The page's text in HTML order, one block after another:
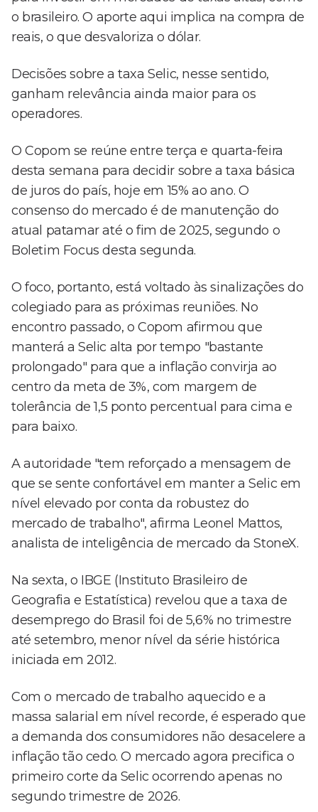
o brasileiro. O aporte aqui implica na compra de
reais, o que desvaloriza o dólar.
Decisões sobre a taxa Selic, nesse sentido,
ganham relevância ainda maior para os
operadores.
O Copom se reúne entre terça e quarta-feira
desta semana para decidir sobre a taxa básica
de juros do país, hoje em 15% ao ano. O
consenso do mercado é de manutenção do
atual patamar até o fim de 2025, segundo o
Boletim Focus desta segunda.
O foco, portanto, está voltado às sinalizações do
colegiado para as próximas reuniões. No
encontro passado, o Copom afirmou que
manterá a Selic alta por tempo "bastante
prolongado" para que a inflação convirja ao
centro da meta de 3%, com margem de
tolerância de 1,5 ponto percentual para cima e
para baixo.
A autoridade "tem reforçado a mensagem de
que se sente confortável em manter a Selic em
nível elevado por conta da robustez do
mercado de trabalho", afirma Leonel Mattos,
analista de inteligência de mercado da StoneX.
Na sexta, o IBGE (Instituto Brasileiro de
Geografia e Estatística) revelou que a taxa de
desemprego do Brasil foi de 5,6% no trimestre
até setembro, menor nível da série histórica
iniciada em 2012.
Com o mercado de trabalho aquecido e a
massa salarial em nível recorde, é esperado que
a demanda dos consumidores não desacelere a
inflação tão cedo. O mercado agora precifica o
primeiro corte da Selic ocorrendo apenas no
segundo trimestre de 2026.